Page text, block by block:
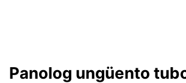
Panolog ungüento